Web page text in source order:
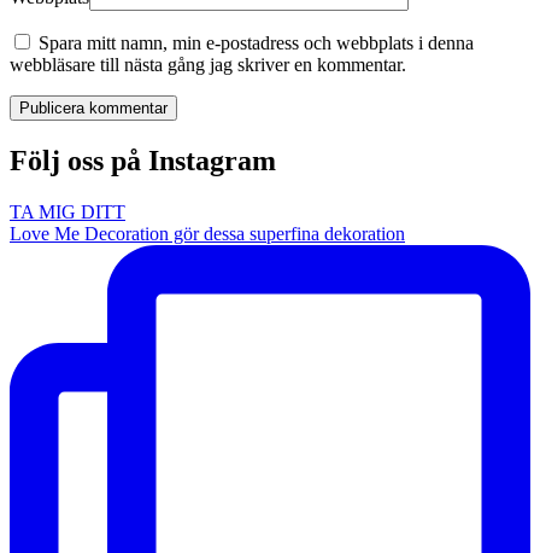
Spara mitt namn, min e-postadress och webbplats i denna
webbläsare till nästa gång jag skriver en kommentar.
Publicera kommentar
Följ oss på Instagram
TA MIG DITT
Love Me Decoration gör dessa superfina dekoration